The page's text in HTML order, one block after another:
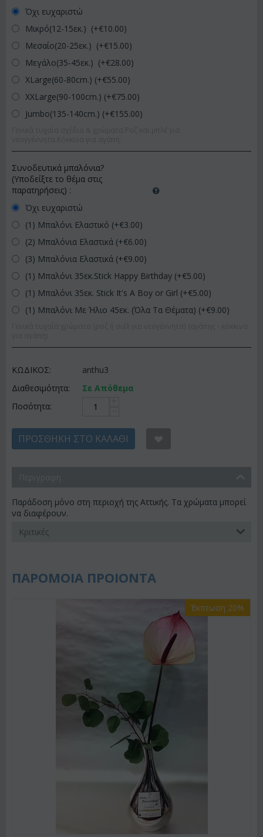
Όχι ευχαριστώ
Μικρό(12-15εκ.) (+€10.00)
Μεσαίο(20-25εκ.) (+€15.00)
Μεγάλο(35-45εκ.) (+€28.00)
XLarge(60-80cm.) (+€55.00)
XXLarge(90-100cm.) (+€75.00)
Jumbo(135-140cm.) (+€155.00)
Συνοδευτικά μπαλόνια?
(Υποδείξτε το θέμα στις
παρατηρήσεις) :
Όχι ευχαριστώ
(1) Μπαλόνι Ελαστικό (+€3.00)
(2) Μπαλόνια Ελαστικά (+€6.00)
(3) Μπαλόνια Ελαστικά (+€9.00)
(1) Μπαλόνι 35εκ.Stick Happy Birthday (+€5.00)
(1) Μπαλόνι 35εκ. Stick It's A Boy or Girl (+€5.00)
(1) Μπαλόνι Με Ήλιο 45εκ. (Όλα Τα Θέματα) (+€9.00)
ΚΩΔΙΚΟΣ:
anthu3
Διαθεσιμότητα:
Σε Απόθεμα
Ποσότητα:
ΠΡΟΣΘΉΚΗ ΣΤΟ ΚΑΛΆΘΙ
Παράδοση μόνο στη περιοχή της Αττικής. Τα χρώματα μπορεί
να διαφέρουν.
Κριτικές
ΠΑΡΟΜΟΙΑ ΠΡΟΙΟΝΤΑ
Έκπτωση 20%